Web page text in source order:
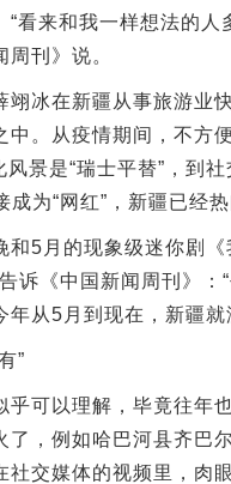
看来和我一样想法的人
刊》说。
冰在新疆从事旅游业
。从疫情期间，不方
景是“瑞士平替”，到
为“网红”，新疆已经热
5月的现象级迷你剧《
诉《中国新闻周刊》：
从5月到现在，新疆就
”
可以理解，毕竟往年
，例如哈巴河县齐巴
交媒体的视频里，肉